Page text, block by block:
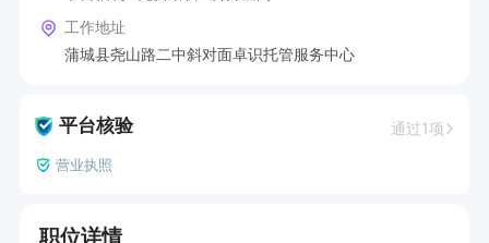
工作地址
蒲城县尧山路二中斜对面卓识托管服务中心
平台核验 通过1项
营业执照
职位详情